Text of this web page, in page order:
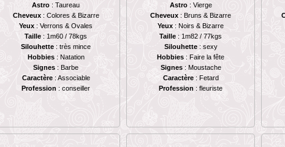
Astro : Taureau
Cheveux: Colores & Bizarre
Yeux : Verrons & Ovales
Taille : 1m60 / 78kgs
Silouhette : très mince
Hobbies: Natation
Signes : Barbe
Caractère: Associable
Profession : conseiller
Astro: Vierge
Cheveux : Bruns & Bizarre
Yeux : Noirs & Bizarre
Taille : 1m82 / 77kgs
Silouhette: sexy
Hobbies : Faire la fête
Signes: Moustache
Caractère: Fetard
Profession : fleuriste